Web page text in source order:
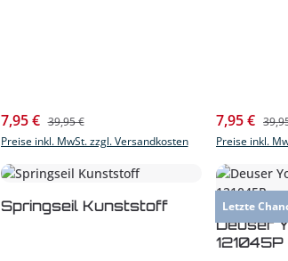
Verkaufspreis:
7,95 € Regulärer Preis:
39,95 €
Preise inkl. MwSt. zzgl. Versandkosten
7,95 €
Preise inkl.
Springseil Kunststoff Letzte
Deuser
121045P